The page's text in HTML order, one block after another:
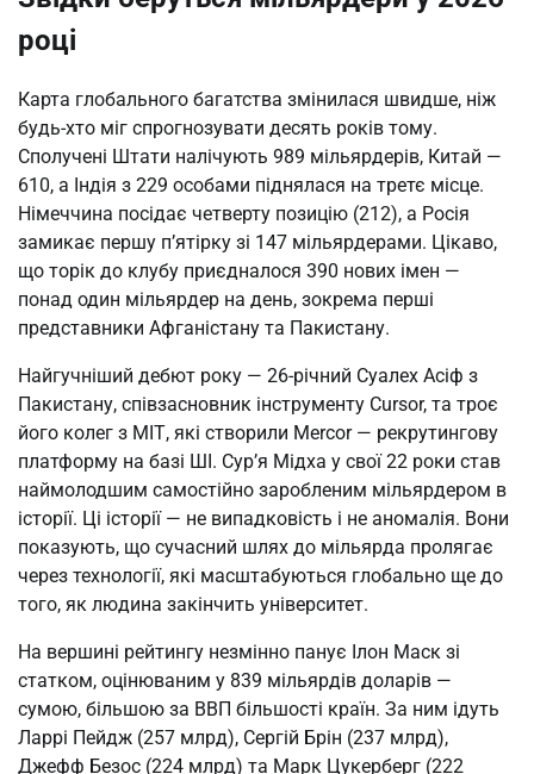
році
Карта глобального багатства змінилася швидше, ніж
будь-хто міг спрогнозувати десять років тому.
Сполучені Штати налічують 989 мільярдерів, Китай —
610, а Індія з 229 особами піднялася на третє місце.
Німеччина посідає четверту позицію (212), а Росія
замикає першу п’ятірку зі 147 мільярдерами. Цікаво,
що торік до клубу приєдналося 390 нових імен —
понад один мільярдер на день, зокрема перші
представники Афганістану та Пакистану.
Найгучніший дебют року — 26-річний Суалех Асіф з
Пакистану, співзасновник інструменту Cursor, та троє
його колег з МІТ, які створили Mercor — рекрутингову
платформу на базі ШІ. Сур’я Мідха у свої 22 роки став
наймолодшим самостійно заробленим мільярдером в
історії. Ці історії — не випадковість і не аномалія. Вони
показують, що сучасний шлях до мільярда пролягає
через технології, які масштабуються глобально ще до
того, як людина закінчить університет.
На вершині рейтингу незмінно панує Ілон Маск зі
статком, оцінюваним у 839 мільярдів доларів —
сумою, більшою за ВВП більшості країн. За ним ідуть
Ларрі Пейдж (257 млрд), Сергій Брін (237 млрд),
Джефф Безос (224 млрд) та Марк Цукерберг (222